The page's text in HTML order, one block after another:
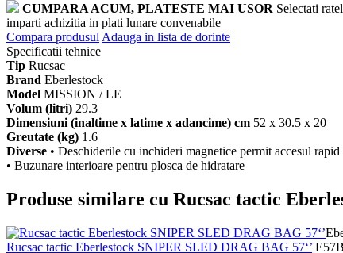
CUMPARA ACUM, PLATESTE MAI USOR Selectati
imparti achizitia in plati lunare convenabile
Compara produsul Adauga in lista de dorinte
Specificatii tehnice
Tip Rucsac
Brand Eberlestock
Model MISSION / LE
Volum (litri) 29.3
Dimensiuni (inaltime x latime x adancime) cm 52 x 30.5 x 20
Greutate (kg) 1.6
Diverse • Deschiderile cu inchideri magnetice permit accesul
• Buzunare interioare pentru plosca de hidratare
Produse similare cu Rucsac tactic
Rucsac tactic Eberlestock SNIPER SLED DRAG BAG 57‘’ E57B